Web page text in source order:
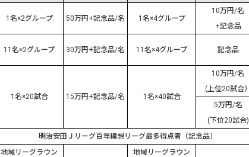
1 名×2グループ 50万円 +記念品/名 1 名×4グループ
10万円/名
+記念品
11 名×2グループ 30万円 +記念品/名 11 名×4グループ 記念品
1 名×20試合 15万円 +記念品/名 1 名×40試合
10万円/名
(上位20試合）
5万円/名
(下位20試合)
明治安田Ｊリーグ百年構想リーグ最多得点者（記念品）
地域リーグラウン
地域リーグラウン